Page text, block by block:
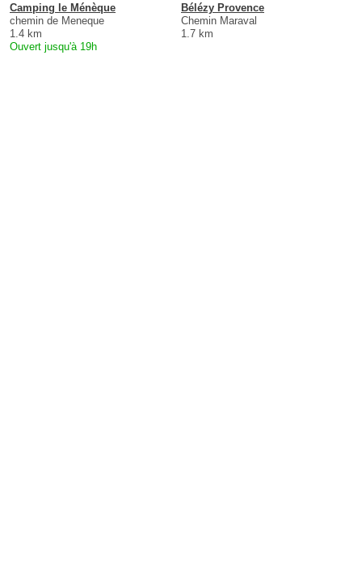
Camping le Ménèque
chemin de Meneque
1.4 km
Ouvert jusqu'à 19h
Bélézy Provence
Chemin Maraval
1.7 km